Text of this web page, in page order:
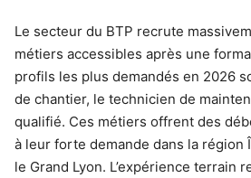
Le secteur du BTP recrute
métiers accessibles après une
profils les plus demandés en 2026
de chantier, le technicien de
qualifié. Ces métiers offrent des
à leur forte demande dans la région
le Grand Lyon. L’expérience terrain